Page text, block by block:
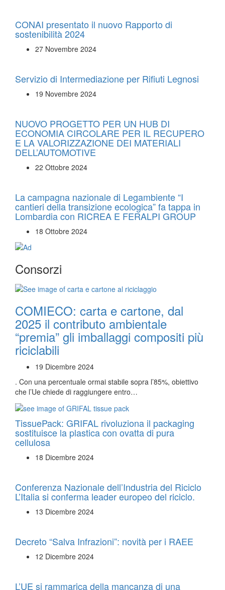
CONAI presentato il nuovo Rapporto di
sostenibilità 2024
27 Novembre 2024
Servizio di Intermediazione per Rifiuti Legnosi
19 Novembre 2024
NUOVO PROGETTO PER UN HUB DI
ECONOMIA CIRCOLARE PER IL RECUPERO
E LA VALORIZZAZIONE DEI MATERIALI
DELL’AUTOMOTIVE
22 Ottobre 2024
La campagna nazionale di Legambiente “I
cantieri della transizione ecologica” fa tappa in
Lombardia con RICREA E FERALPI GROUP
18 Ottobre 2024
Consorzi
COMIECO: carta e cartone, dal
2025 il contributo ambientale
“premia” gli imballaggi compositi più
riciclabili
19 Dicembre 2024
. Con una percentuale ormai stabile sopra l’85%, obiettivo
che l’Ue chiede di raggiungere entro…
TissuePack: GRIFAL rivoluziona il packaging
sostituisce la plastica con ovatta di pura
cellulosa
18 Dicembre 2024
Conferenza Nazionale dell’Industria del Riciclo
L’Italia si conferma leader europeo del riciclo.
13 Dicembre 2024
Decreto “Salva Infrazioni”: novità per i RAEE
12 Dicembre 2024
L’UE si rammarica della mancanza di una